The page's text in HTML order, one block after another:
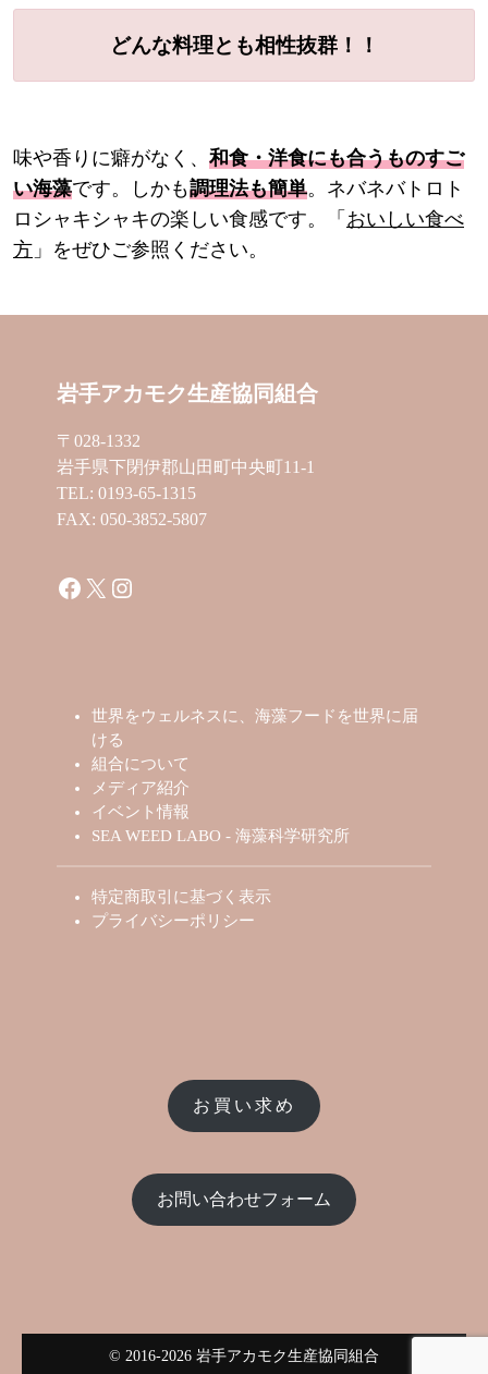
どんな料理とも相性抜群！！
味や香りに癖がなく、 和食・洋食にも合うものすご
い海藻です。しかも調理法も簡単。ネバネバトロト
ロシャキシャキの楽しい食感です。「 おいしい食べ
方 」をぜひご参照ください。
岩手アカモク生産協同組合
〒028-1332
岩手県下閉伊郡山田町中央町11-1
TEL: 0193-65-1315
FAX: 050-3852-5807
Facebook
X Instagram
世界をウェルネスに、海藻フードを世界に届
ける
組合について
メディア紹介
イベント情報
SEA WEED LABO - 海藻科学研究所
特定商取引に基づく表示
プライバシーポリシー
お買い求め
お問い合わせフォーム
© 2016-2026 岩手アカモク生産協同組合